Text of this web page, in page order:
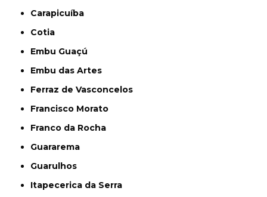
Carapicuíba
Cotia
Embu Guaçú
Embu das Artes
Ferraz de Vasconcelos
Francisco Morato
Franco da Rocha
Guararema
Guarulhos
Itapecerica da Serra